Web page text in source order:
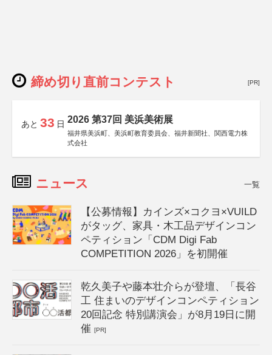
締め切り直前コンテスト [PR]
あと 33 日 2026 第37回 美浜美術展
福井県美浜町、美浜町教育委員会、福井新聞社、関西電力株
式会社
ニュース 一覧
【公募情報】カインズ×コクヨ×VUILD
がタッグ、家具・木工品デザインコン
ペティション「CDM Digi Fab
COMPETITION 2026」を初開催
乾久美子や藤本壮介らが登壇、「長谷
工 住まいのデザインコンペティション
20回記念 特別講演会」が8月19日に開
催[PR]